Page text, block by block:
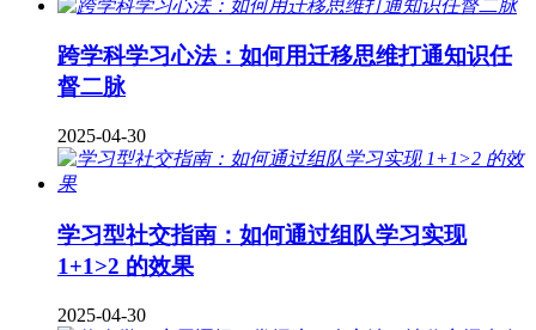
跨学科学习心法：如何用迁移思维打通知识任
督二脉
2025-04-30
学习型社交指南：如何通过组队学习实现
1+1>2 的效果
2025-04-30